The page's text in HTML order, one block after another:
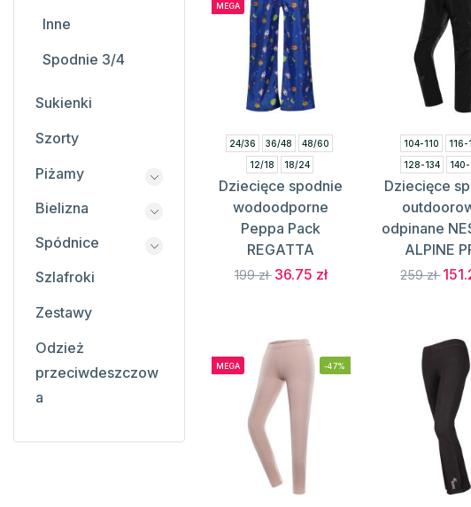
MEGA
24/36 36/48
48/60
12/18
18/24
Dziecięce spodnie
wodoodporne
Peppa Pack
REGATTA
199 zł 36.75 zł
104-110
116-
128-134
140-
Dziecięce
odpinane
ALPINE
259 zł
MEGA -47%
Inne
Spodnie 3/4
Sukienki
Szorty
Piżamy
Bielizna
Spódnice
Szlafroki
Zestawy
Odzież
przeciwdeszczow
a